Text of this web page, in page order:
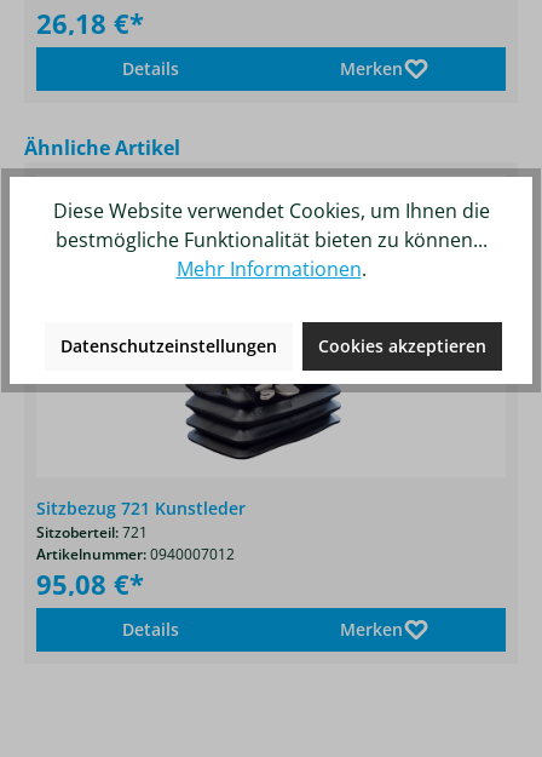
26,18 €*
Details Merken
Produktgalerie überspringen
Ähnliche Artikel
Sitzbezug 721 Kunstleder
Sitzoberteil:721
Artikelnummer:0940007012
95,08 €*
Details Merken
Diese Website verwendet Cookies, um Ihnen die
bestmögliche Funktionalität bieten zu können...
Mehr Informationen.
Datenschutzeinstellungen Cookies akzeptieren